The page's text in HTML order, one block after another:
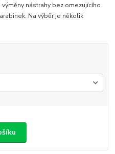
nástrahy bez omezujícího
Na výběr je několik